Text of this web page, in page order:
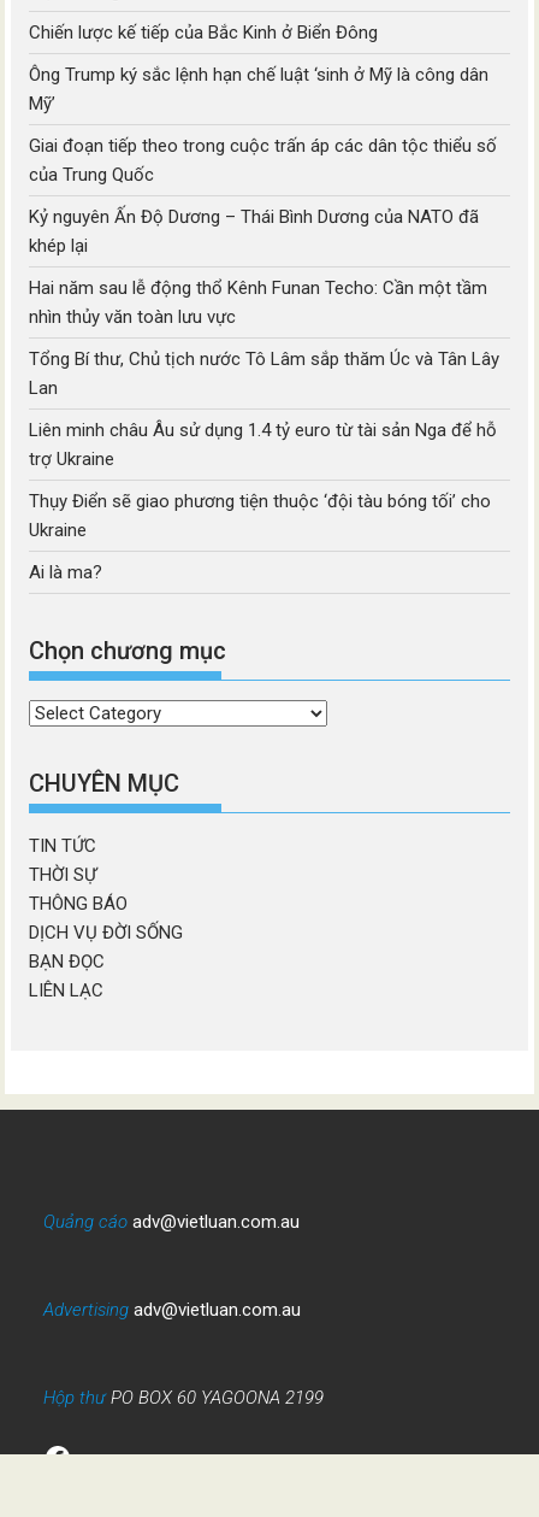
Chiến lược kế tiếp của Bắc Kinh ở Biển Đông
Ông Trump ký sắc lệnh hạn chế luật ‘sinh ở Mỹ là công dân
Mỹ’
Giai đoạn tiếp theo trong cuộc trấn áp các dân tộc thiểu số
của Trung Quốc
Kỷ nguyên Ấn Độ Dương – Thái Bình Dương của NATO đã
khép lại
Hai năm sau lễ động thổ Kênh Funan Techo: Cần một tầm
nhìn thủy văn toàn lưu vực
Tổng Bí thư, Chủ tịch nước Tô Lâm sắp thăm Úc và Tân Lây
Lan
Liên minh châu Âu sử dụng 1.4 tỷ euro từ tài sản Nga để hỗ
trợ Ukraine
Thụy Điển sẽ giao phương tiện thuộc ‘đội tàu bóng tối’ cho
Ukraine
Ai là ma?
Chọn chương mục
Chọn
mục
CHUYÊN MỤC
TIN TỨC
THỜI SỰ
THÔNG BÁO
DỊCH VỤ ĐỜI SỐNG
BẠN ĐỌC
LIÊN LẠC
Quảng cáo adv@vietluan.com.au
Advertising adv@vietluan.com.au
Hộp thưPO BOX 60 YAGOONA 2199
Facebook